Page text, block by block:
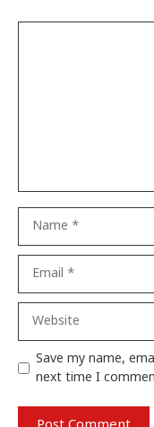
Save my name,
next time I